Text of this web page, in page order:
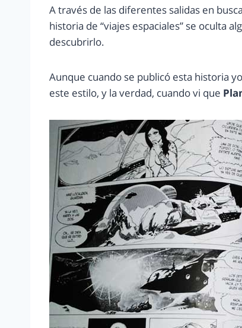
A través de las diferentes salidas en
historia de “viajes espaciales” se oculta
descubrirlo.
Aunque cuando se publicó esta historia
este estilo, y la verdad, cuando vi que